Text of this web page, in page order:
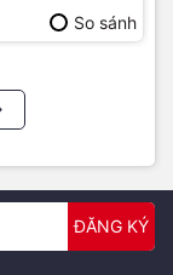
So sánh
ĐĂNG KÝ